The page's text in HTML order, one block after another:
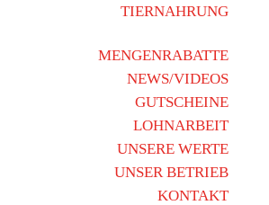
TIERNAHRUNG
MENGENRABATTE
NEWS/VIDEOS
GUTSCHEINE
LOHNARBEIT
UNSERE WERTE
UNSER BETRIEB
KONTAKT